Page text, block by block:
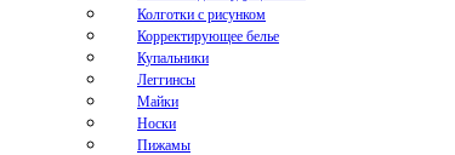
Колготки с рисунком
Корректирующее белье
Купальники
Леггинсы
Майки
Носки
Пижамы